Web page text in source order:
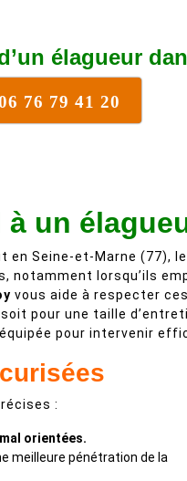
élagueur
76 79 41 20
un
en Seine-et-Marne (77),
notamment lorsqu’ils
vous aide à respecter
pour une taille
pour intervenir
:
orientées.
meilleure pénétration de la